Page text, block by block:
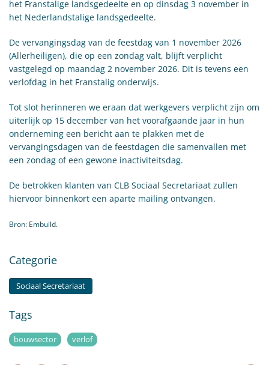
het Franstalige landsgedeelte en op dinsdag 3 november in
het Nederlandstalige landsgedeelte.
De vervangingsdag van de feestdag van 1 november 2026
(Allerheiligen), die op een zondag valt, blijft verplicht
vastgelegd op maandag 2 november 2026. Dit is tevens een
verlofdag in het Franstalig onderwijs.
Tot slot herinneren we eraan dat werkgevers verplicht zijn om
uiterlijk op 15 december van het voorafgaande jaar in hun
onderneming een bericht aan te plakken met de
vervangingsdagen van de feestdagen die samenvallen met
een zondag of een gewone inactiviteitsdag.
De betrokken klanten van CLB Sociaal Secretariaat zullen
hiervoor binnenkort een aparte mailing ontvangen.
Bron: Embuild.
Categorie
Sociaal Secretariaat
Tags
bouwsector verlof